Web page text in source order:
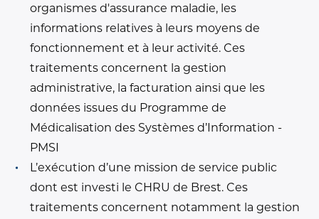
organismes d'assurance maladie, les
informations relatives à leurs moyens de
fonctionnement et à leur activité. Ces
traitements concernent la gestion
administrative, la facturation ainsi que les
données issues du Programme de
Médicalisation des Systèmes d’Information -
PMSI
L’exécution d’une mission de service public
dont est investi le CHRU de Brest. Ces
traitements concernent notamment la gestion